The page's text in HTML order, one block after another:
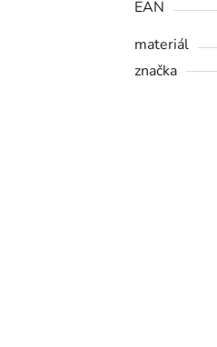
EAN
materiál
značka